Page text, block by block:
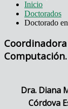
Inicio
Doctorados
Doctorado
Computación.
Dra. Diana
Córdova